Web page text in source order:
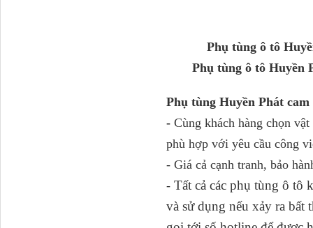
Phụ tùng ô tô
Phụ tùng ô tô Huyền
Phụ tùng Huyền Phát
- Cùng khách hàng chọn
phù hợp với yêu cầu công
- Giá cả cạnh tranh, bảo
- Tất cả các phụ tùng ô tô
và sử dụng nếu xảy ra